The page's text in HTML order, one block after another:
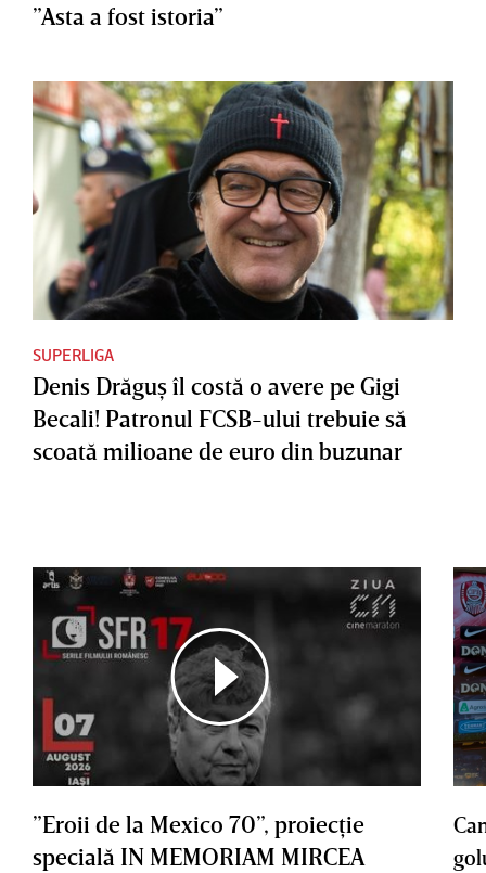
”Asta a fost istoria”
SUPERLIGA
Denis Drăguş îl costă o avere pe Gigi
Becali! Patronul FCSB-ului trebuie să
scoată milioane de euro din buzunar
”Eroii de la Mexico 70”, proiecţie
specială IN MEMORIAM MIRCEA